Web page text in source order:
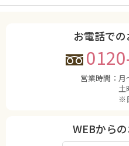
お電話で
営業時間： 月
土
※
WEBから